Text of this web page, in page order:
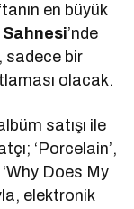
en büyük
’nde
sadece bir
olacak.
satışı ile
‘Porcelain’,
Does My
elektronik